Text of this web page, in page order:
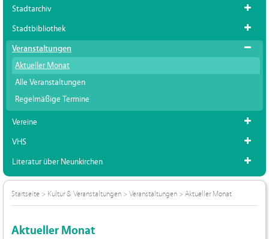
Stadtarchiv
Stadtbibliothek
Veranstaltungen
Aktueller Monat
Alle Veranstaltungen
Regelmäßige Termine
Vereine
VHS
Literatur über Neunkirchen
Startseite > Kultur & Veranstaltungen > Veranstaltungen > Aktueller Monat
Aktueller Monat